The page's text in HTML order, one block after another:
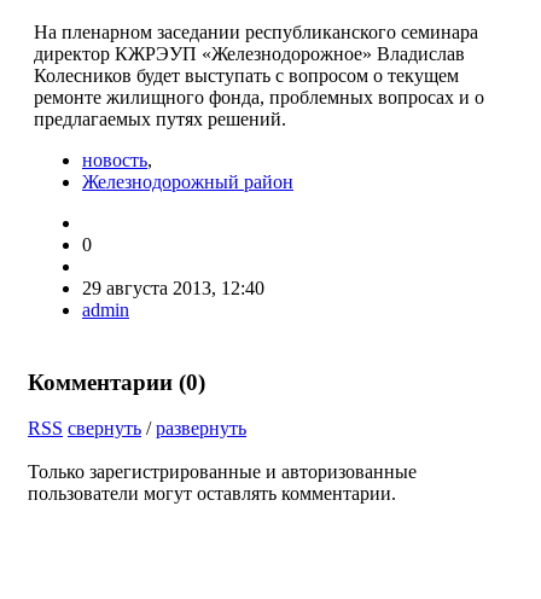
На пленарном заседании республиканского семинара
директор КЖРЭУП «Железнодорожное» Владислав
Колесников будет выступать с вопросом о текущем
ремонте жилищного фонда, проблемных вопросах и о
предлагаемых путях решений.
новость,
Железнодорожный район
0
29 августа 2013, 12:40
admin
Комментарии (0)
RSS свернуть /развернуть
Только зарегистрированные и авторизованные
пользователи могут оставлять комментарии.